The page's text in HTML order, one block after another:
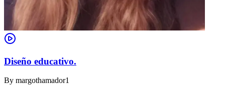
Diseño educativo.
By margothamador1